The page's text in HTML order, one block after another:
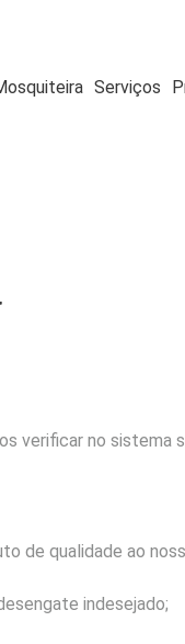
Serviços
verificar no sistema
de qualidade ao
indesejado;